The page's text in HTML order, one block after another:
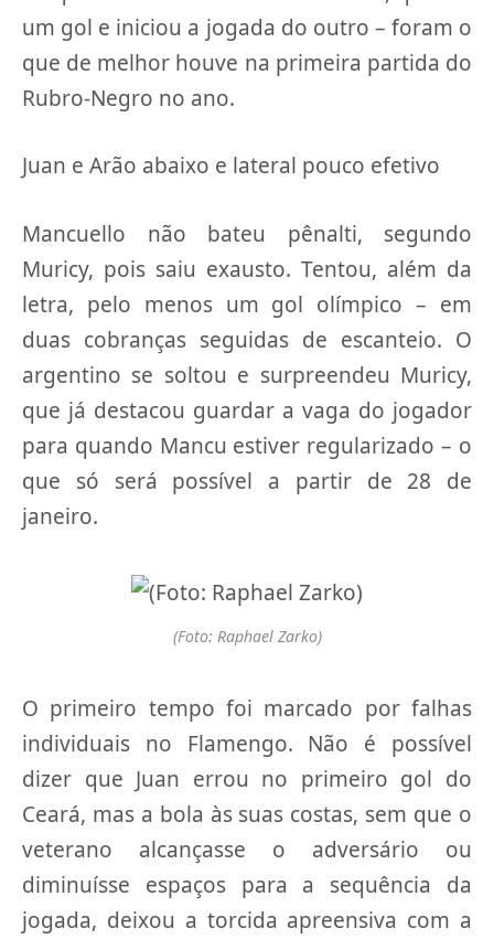
um gol e iniciou a jogada do outro – foram o
que de melhor houve na primeira partida do
Rubro-Negro no ano.
Juan e Arão abaixo e lateral pouco efetivo
Mancuello não bateu pênalti, segundo
Muricy, pois saiu exausto. Tentou, além da
letra, pelo menos um gol olímpico – em
duas cobranças seguidas de escanteio. O
argentino se soltou e surpreendeu Muricy,
que já destacou guardar a vaga do jogador
para quando Mancu estiver regularizado – o
que só será possível a partir de 28 de
janeiro.
(Foto: Raphael Zarko)
O primeiro tempo foi marcado por falhas
individuais no Flamengo. Não é possível
dizer que Juan errou no primeiro gol do
Ceará, mas a bola às suas costas, sem que o
veterano alcançasse o adversário ou
diminuísse espaços para a sequência da
jogada, deixou a torcida apreensiva com a